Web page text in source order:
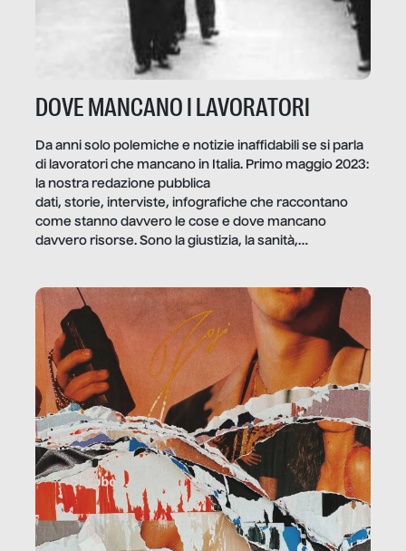
DOVE MANCANO I LAVORATORI
Da anni solo polemiche e notizie inaffidabili se si parla
di lavoratori che mancano in Italia. Primo maggio 2023:
la nostra redazione pubblica
dati, storie, interviste, infografiche che raccontano
come stanno davvero le cose e dove mancano
davvero risorse. Sono la giustizia, la sanità,